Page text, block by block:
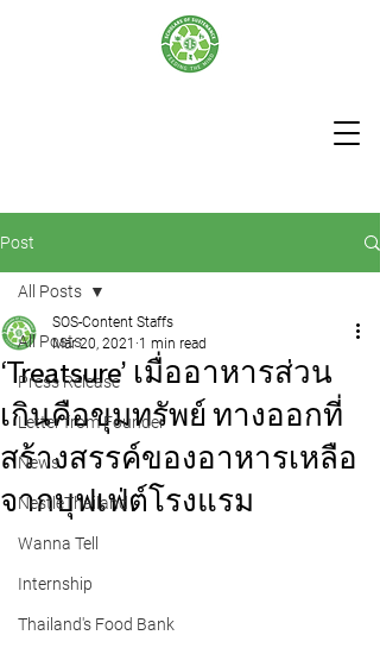
Post
All Posts
Press Release
Letter from Founder
News
NestleThailand
Wanna Tell
Internship
Thailand's Food Bank
All Posts
‘Treatsure’ เมื่ออาหารส่วน
เกินคือขุมทรัพย์ ทางออกที่
สร้างสรรค์ของอาหารเหลือ
จากบุฟเฟ่ต์โรงแรม
SOS-Content Staffs
Mar 20, 2021 1 min read